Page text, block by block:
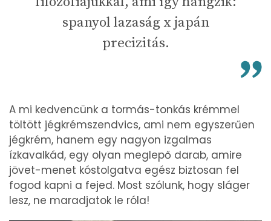
spanyol lazaság x japán
precizitás.
A mi kedvencünk a tormás-tonkás krémmel
töltött jégkrémszendvics, ami nem egyszerűen
jégkrém, hanem egy nagyon izgalmas
ízkavalkád, egy olyan meglepő darab, amire
jövet-menet kóstolgatva egész biztosan fel
fogod kapni a fejed. Most szólunk, hogy sláger
lesz, ne maradjatok le róla!